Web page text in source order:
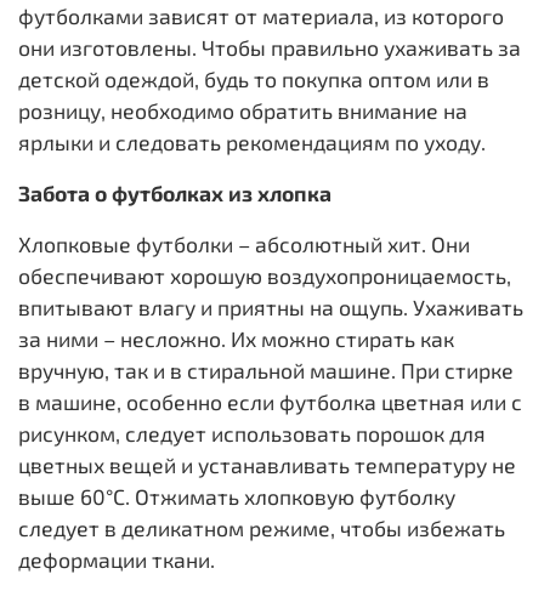
футболками зависят от материала, из которого
они изготовлены. Чтобы правильно ухаживать за
детской одеждой, будь то покупка оптом или в
розницу, необходимо обратить внимание на
ярлыки и следовать рекомендациям по уходу.
Забота о футболках из хлопка
Хлопковые футболки – абсолютный хит. Они
обеспечивают хорошую воздухопроницаемость,
впитывают влагу и приятны на ощупь. Ухаживать
за ними – несложно. Их можно стирать как
вручную, так и в стиральной машине. При стирке
в машине, особенно если футболка цветная или с
рисунком, следует использовать порошок для
цветных вещей и устанавливать температуру не
выше 60°C. Отжимать хлопковую футболку
следует в деликатном режиме, чтобы избежать
деформации ткани.